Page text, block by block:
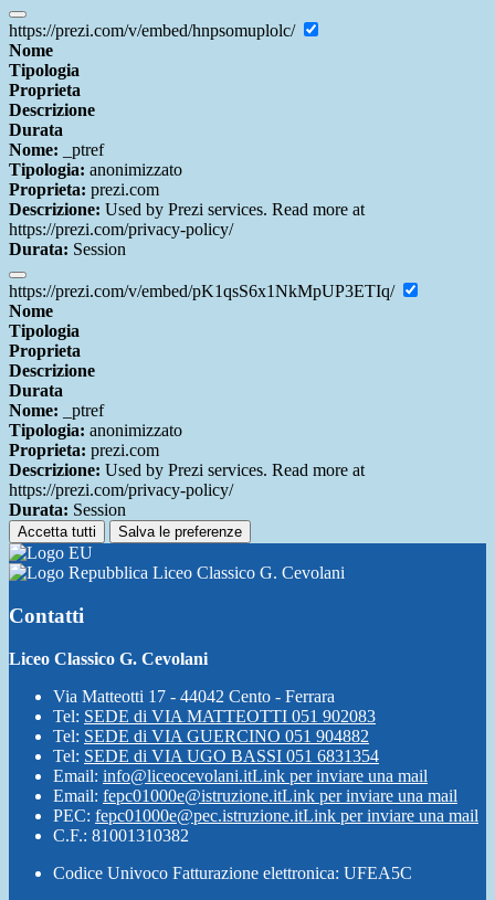
https://prezi.com/v/embed/hnpsomuplolc/
Nome
Tipologia
Proprieta
Descrizione
Durata
Nome: _ptref
Tipologia: anonimizzato
Proprieta: prezi.com
Descrizione: Used by Prezi services. Read more at
https://prezi.com/privacy-policy/
Durata: Session
https://prezi.com/v/embed/pK1qsS6x1NkMpUP3ETIq/
Nome
Tipologia
Proprieta
Descrizione
Durata
Nome: _ptref
Tipologia: anonimizzato
Proprieta: prezi.com
Descrizione: Used by Prezi services. Read more at
https://prezi.com/privacy-policy/
Durata: Session
Accetta tutti Salva le preferenze
Liceo Classico G. Cevolani
Contatti
Liceo Classico G. Cevolani
Via Matteotti 17 - 44042 Cento - Ferrara
Tel: SEDE di VIA MATTEOTTI 051 902083
Tel: SEDE di VIA GUERCINO 051 904882
Tel: SEDE di VIA UGO BASSI 051 6831354
Email: info@liceocevolani.itLink per inviare una mail
Email: fepc01000e@istruzione.itLink per inviare una mail
PEC: fepc01000e@pec.istruzione.itLink per inviare una mail
C.F.: 81001310382
Codice Univoco Fatturazione elettronica: UFEA5C